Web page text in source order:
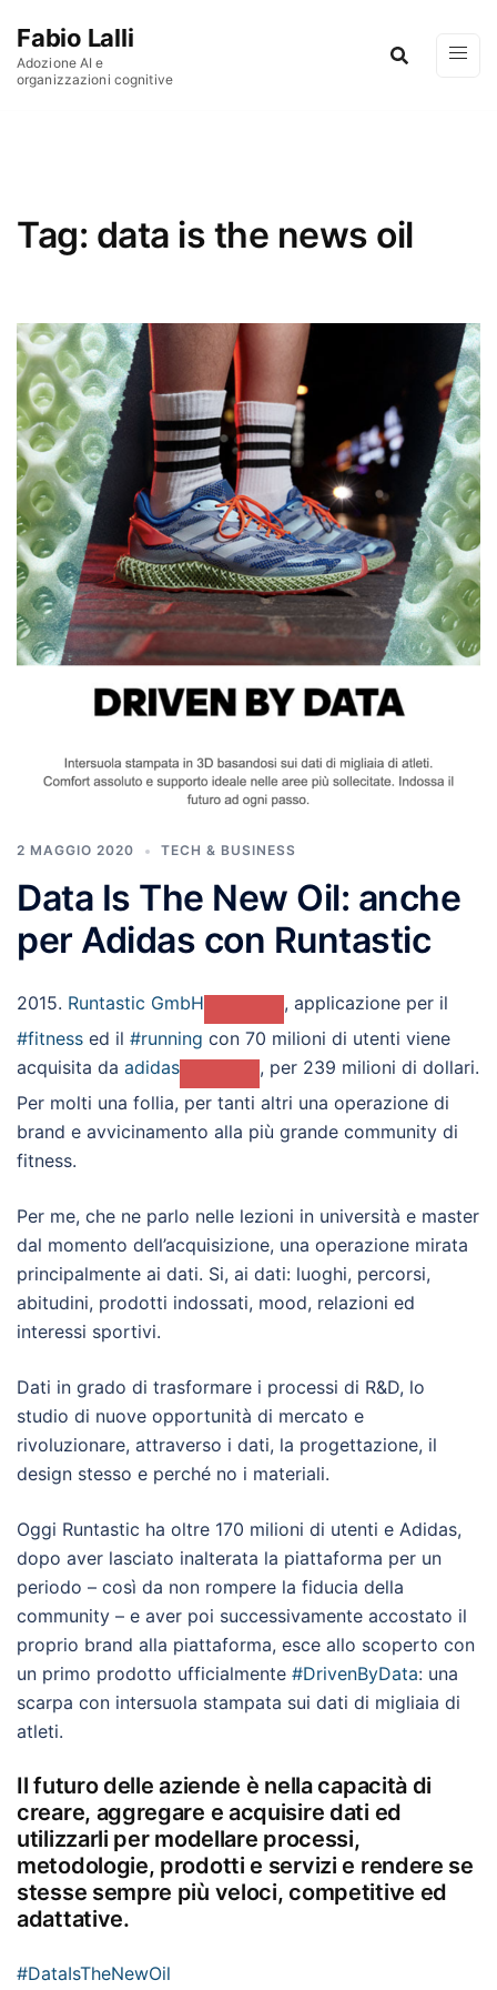
Fabio Lalli
Adozione AI e
organizzazioni cognitive
Tag: data is the news oil
2 MAGGIO 2020 TECH & BUSINESS
Data Is The New Oil: anche
per Adidas con Runtastic
2015. Runtastic GmbH
, applicazione per il
#fitness ed il #running con 70 milioni di utenti viene
acquisita da adidas
, per 239 milioni di dollari.
Per molti una follia, per tanti altri una operazione di
brand e avvicinamento alla più grande community di
fitness.
Per me, che ne parlo nelle lezioni in università e master
dal momento dell’acquisizione, una operazione mirata
principalmente ai dati. Si, ai dati: luoghi, percorsi,
abitudini, prodotti indossati, mood, relazioni ed
interessi sportivi.
Dati in grado di trasformare i processi di R&D, lo
studio di nuove opportunità di mercato e
rivoluzionare, attraverso i dati, la progettazione, il
design stesso e perché no i materiali.
Oggi Runtastic ha oltre 170 milioni di utenti e Adidas,
dopo aver lasciato inalterata la piattaforma per un
periodo – così da non rompere la fiducia della
community – e aver poi successivamente accostato il
proprio brand alla piattaforma, esce allo scoperto con
un primo prodotto ufficialmente #DrivenByData: una
scarpa con intersuola stampata sui dati di migliaia di
atleti.
Il futuro delle aziende è nella capacità di
creare, aggregare e acquisire dati ed
utilizzarli per modellare processi,
metodologie, prodotti e servizi e rendere se
stesse sempre più veloci, competitive ed
adattative.
#DataIsTheNewOil